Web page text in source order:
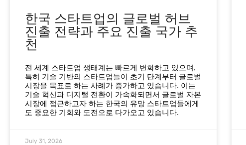
한국 스타트업의 글로벌 허브
진출 전략과 주요 진출 국가 추
천
전 세계 스타트업 생태계는 빠르게 변화하고 있으며,
특히 기술 기반의 스타트업들이 초기 단계부터 글로벌
시장을 목표로 하는 사례가 증가하고 있습니다. 이는
기술 혁신과 디지털 전환이 가속화되면서 글로벌 자본
시장에 접근하고자 하는 한국의 유망 스타트업들에게
도 중요한 기회와 도전으로 다가오고 있습니다.
July 31, 2026